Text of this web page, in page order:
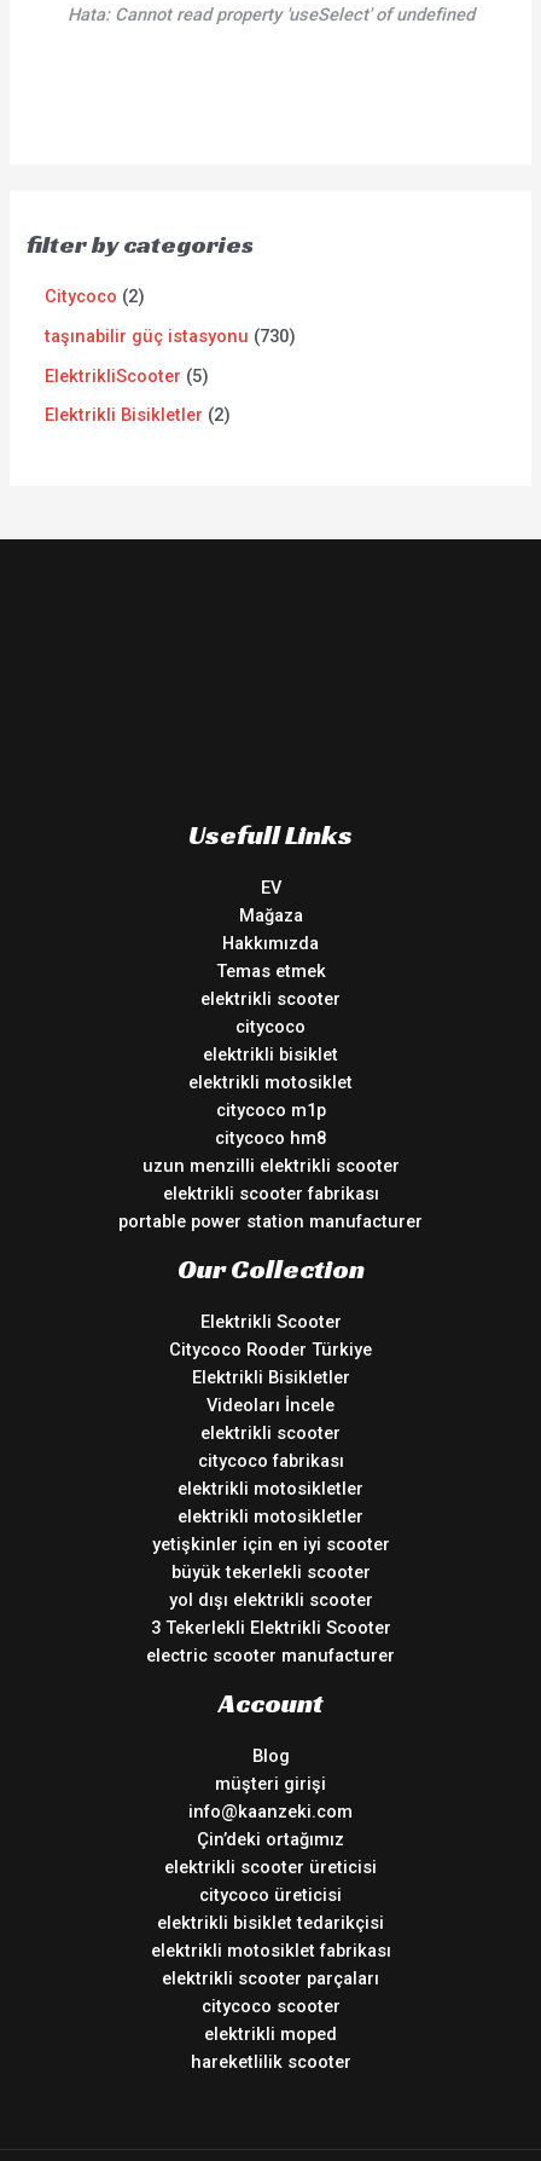
Hata: Cannot read property 'useSelect' of undefined
filter by categories
Citycoco
2
taşınabilir güç istasyonu
730
ElektrikliScooter
5
Elektrikli Bisikletler
2
Usefull Links
EV
Mağaza
Hakkımızda
Temas etmek
elektrikli scooter
citycoco
elektrikli bisiklet
elektrikli motosiklet
citycoco m1p
citycoco hm8
uzun menzilli elektrikli scooter
elektrikli scooter fabrikası
portable power station manufacturer
Our Collection
Elektrikli Scooter
Citycoco Rooder Türkiye
Elektrikli Bisikletler
Videoları İncele
elektrikli scooter
citycoco fabrikası
elektrikli motosikletler
elektrikli motosikletler
yetişkinler için en iyi scooter
büyük tekerlekli scooter
yol dışı elektrikli scooter
3 Tekerlekli Elektrikli Scooter
electric scooter manufacturer
Account
Blog
müşteri girişi
info@kaanzeki.com
Çin’deki ortağımız
elektrikli scooter üreticisi
citycoco üreticisi
elektrikli bisiklet tedarikçisi
elektrikli motosiklet fabrikası
elektrikli scooter parçaları
citycoco scooter
elektrikli moped
hareketlilik scooter